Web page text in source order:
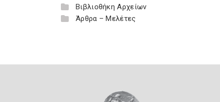
Βιβλιοθήκη Αρχείων
Άρθρα – Μελέτες